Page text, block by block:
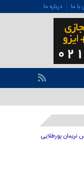
ما درباره ما
نریمان پورطلایی